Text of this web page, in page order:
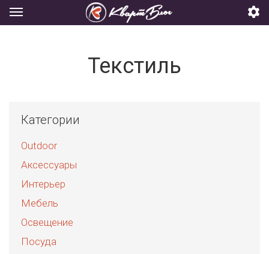
Текстиль
Категории
Outdoor
Аксессуары
Интерьер
Мебель
Освещение
Посуда